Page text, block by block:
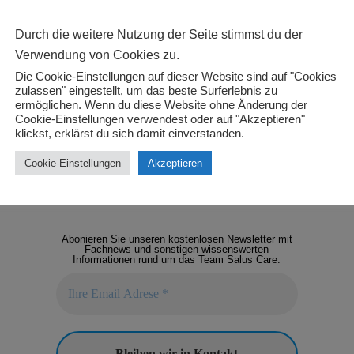
NEWSLETTER
Abonieren Sie unseren kostenlosen Newsletter mit
Fachnews und sonstigen wissenswerten
Informationen rund um das Team Salus Care.
Durch die weitere Nutzung der Seite stimmst du der
Verwendung von Cookies zu.
Die Cookie-Einstellungen auf dieser Website sind auf "Cookies
zulassen" eingestellt, um das beste Surferlebnis zu
ermöglichen. Wenn du diese Website ohne Änderung der
Cookie-Einstellungen verwendest oder auf "Akzeptieren"
klickst, erklärst du sich damit einverstanden.
Cookie-Einstellungen Akzeptieren